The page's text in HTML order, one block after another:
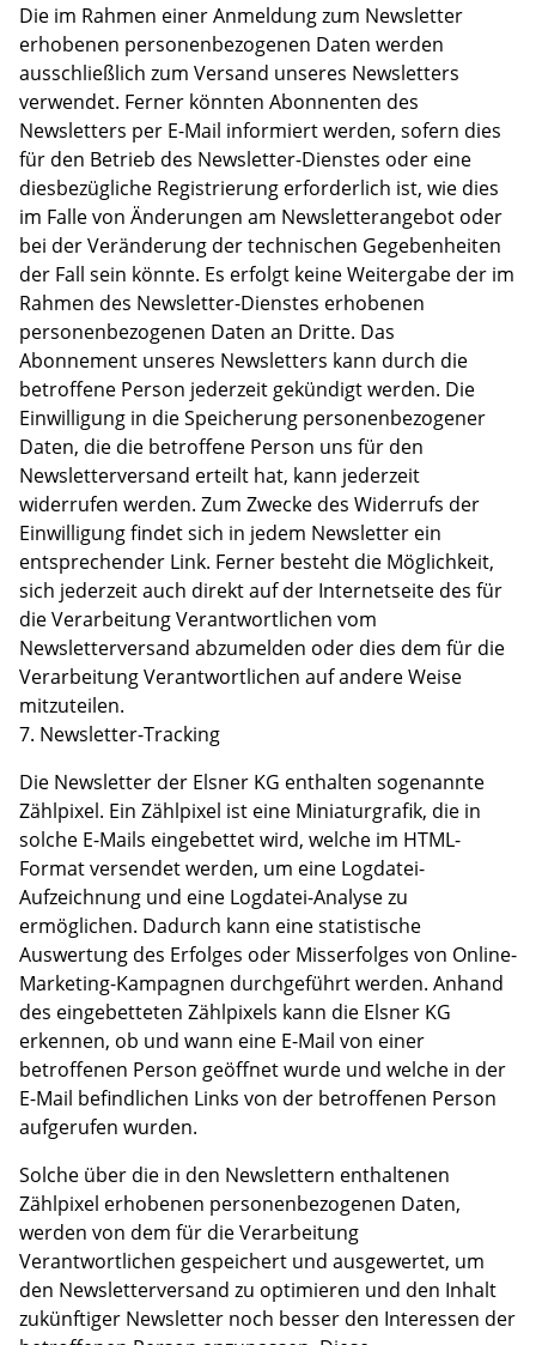
Die im Rahmen einer Anmeldung zum Newsletter
erhobenen personenbezogenen Daten werden
ausschließlich zum Versand unseres Newsletters
verwendet. Ferner könnten Abonnenten des
Newsletters per E-Mail informiert werden, sofern dies
für den Betrieb des Newsletter-Dienstes oder eine
diesbezügliche Registrierung erforderlich ist, wie dies
im Falle von Änderungen am Newsletterangebot oder
bei der Veränderung der technischen Gegebenheiten
der Fall sein könnte. Es erfolgt keine Weitergabe der im
Rahmen des Newsletter-Dienstes erhobenen
personenbezogenen Daten an Dritte. Das
Abonnement unseres Newsletters kann durch die
betroffene Person jederzeit gekündigt werden. Die
Einwilligung in die Speicherung personenbezogener
Daten, die die betroffene Person uns für den
Newsletterversand erteilt hat, kann jederzeit
widerrufen werden. Zum Zwecke des Widerrufs der
Einwilligung findet sich in jedem Newsletter ein
entsprechender Link. Ferner besteht die Möglichkeit,
sich jederzeit auch direkt auf der Internetseite des für
die Verarbeitung Verantwortlichen vom
Newsletterversand abzumelden oder dies dem für die
Verarbeitung Verantwortlichen auf andere Weise
mitzuteilen.
7. Newsletter-Tracking
Die Newsletter der Elsner KG enthalten sogenannte
Zählpixel. Ein Zählpixel ist eine Miniaturgrafik, die in
solche E-Mails eingebettet wird, welche im HTML-
Format versendet werden, um eine Logdatei-
Aufzeichnung und eine Logdatei-Analyse zu
ermöglichen. Dadurch kann eine statistische
Auswertung des Erfolges oder Misserfolges von Online-
Marketing-Kampagnen durchgeführt werden. Anhand
des eingebetteten Zählpixels kann die Elsner KG
erkennen, ob und wann eine E-Mail von einer
betroffenen Person geöffnet wurde und welche in der
E-Mail befindlichen Links von der betroffenen Person
aufgerufen wurden.
Solche über die in den Newslettern enthaltenen
Zählpixel erhobenen personenbezogenen Daten,
werden von dem für die Verarbeitung
Verantwortlichen gespeichert und ausgewertet, um
den Newsletterversand zu optimieren und den Inhalt
zukünftiger Newsletter noch besser den Interessen der